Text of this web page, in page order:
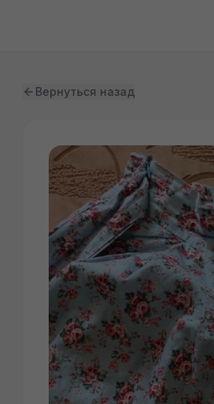
Вернуться назад